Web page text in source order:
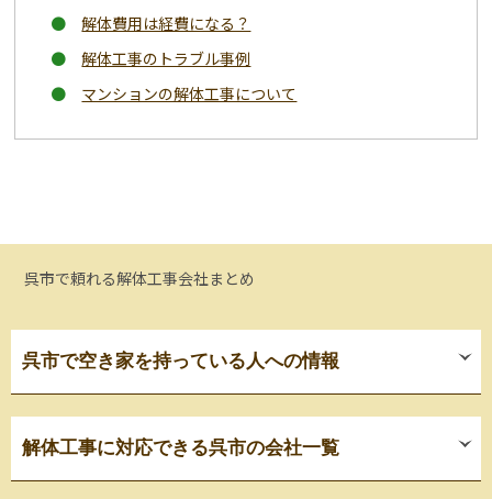
解体費用は経費になる？
解体工事のトラブル事例
マンションの解体工事について
呉市で頼れる解体工事会社まとめ
呉市で空き家を持っている人への情報
解体工事に対応できる呉市の会社一覧